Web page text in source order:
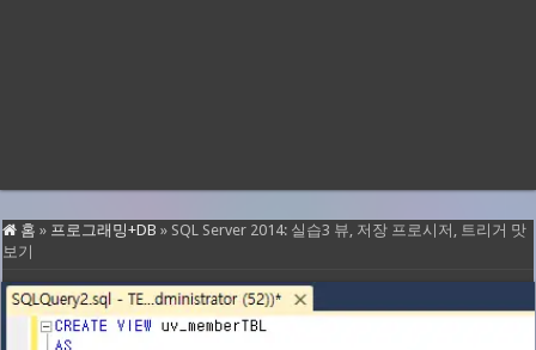
홈 » 프로그래밍+DB » SQL Server 2014: 실습3 뷰, 저장 프로시저, 트리거 맛
보기